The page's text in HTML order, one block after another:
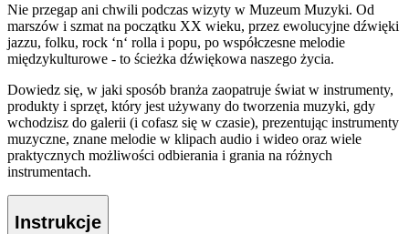
Nie przegap ani chwili podczas wizyty w Muzeum Muzyki. Od
marszów i szmat na początku XX wieku, przez ewolucyjne dźwięki
jazzu, folku, rock ‘n‘ rolla i popu, po współczesne melodie
międzykulturowe - to ścieżka dźwiękowa naszego życia.
Dowiedz się, w jaki sposób branża zaopatruje świat w instrumenty,
produkty i sprzęt, który jest używany do tworzenia muzyki, gdy
wchodzisz do galerii (i cofasz się w czasie), prezentując instrumenty
muzyczne, znane melodie w klipach audio i wideo oraz wiele
praktycznych możliwości odbierania i grania na różnych
instrumentach.
Instrukcje